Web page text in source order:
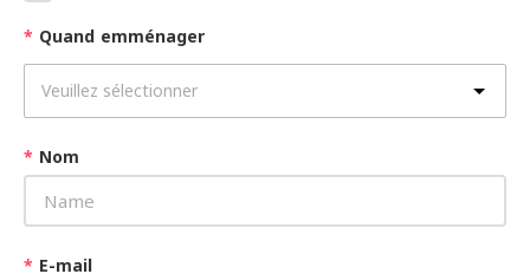
* Quand emménager
* Nom
* E-mail